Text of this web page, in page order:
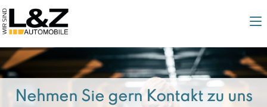
Nehmen Sie gern Kontakt zu uns